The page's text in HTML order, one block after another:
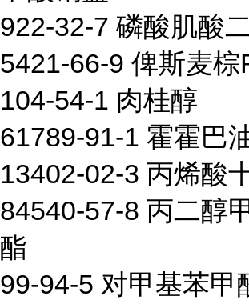
922-32-7 磷酸肌酸
5421-66-9 俾斯麦棕
104-54-1 肉桂醇
61789-91-1 霍霍巴
13402-02-3 丙烯酸
84540-57-8 丙二醇
酯
99-94-5 对甲基苯甲